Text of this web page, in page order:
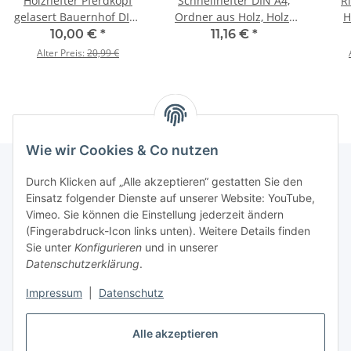
Alle akzeptieren
Wie wir Cookies & Co nutzen
Durch Klicken auf „Alle akzeptieren“ gestatten Sie den
Einsatz folgender Dienste auf unserer Website: YouTube,
Vimeo. Sie können die Einstellung jederzeit ändern
(Fingerabdruck-Icon links unten). Weitere Details finden
Sie unter Konfigurieren und in unserer
Datenschutzerklärung.
Impressum Datenschutz
gelasert Bauernhof DIN-
A4-Mappe aus Holz
10,00 € *
Alter Preis:20,99 €
Ordner aus Holz, Holz-
Hefter, Ringordner
11,16 € *
Informationen
Gesetzliche Informationen